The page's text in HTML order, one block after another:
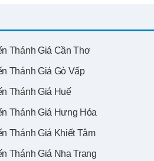
Thánh Giá Cần Thơ
Thánh Giá Gò Vấp
Thánh Giá Huế
Thánh Giá Hưng Hóa
Thánh Giá Khiết Tâm
Thánh Giá Nha Trang